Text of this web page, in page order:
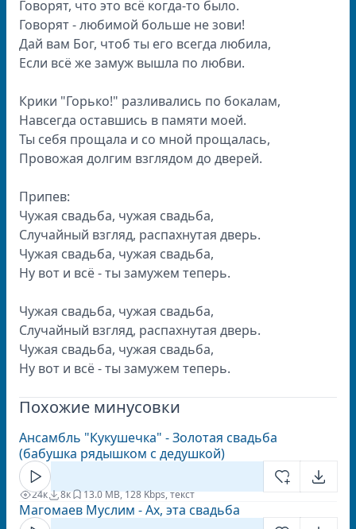
Говорят, что это всё когда-то было.
Говорят - любимой больше не зови!
Дай вам Бог, чтоб ты его всегда любила,
Если всё же замуж вышла по любви.
Крики "Горько!" разливались по бокалам,
Навсегда оставшись в памяти моей.
Ты себя прощала и со мной прощалась,
Провожая долгим взглядом до дверей.
Припев:
Чужая свадьба, чужая свадьба,
Случайный взгляд, распахнутая дверь.
Чужая свадьба, чужая свадьба,
Ну вот и всё - ты замужем теперь.
Чужая свадьба, чужая свадьба,
Случайный взгляд, распахнутая дверь.
Чужая свадьба, чужая свадьба,
Ну вот и всё - ты замужем теперь.
Похожие минусовки
Ансамбль "Кукушечка" - Золотая свадьба
(бабушка рядышком с дедушкой)
24к 8к 13.0 MB, 128 Kbps, текст
Магомаев Муслим - Ах, эта свадьба